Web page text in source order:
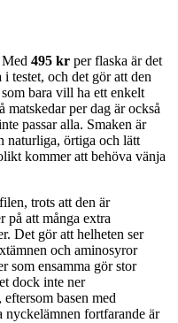
495 kr per flaska är det
testet, och det gör att den
bara vill ha ett enkelt
per dag är också
passar alla. Smaken är
naturliga, örtiga och lätt
kommer att behöva vänja
trots att den är
på att många extra
Det gör att helheten ser
och aminosyror
som ensamma gör stor
dock inte ner
basen med
fortfarande är